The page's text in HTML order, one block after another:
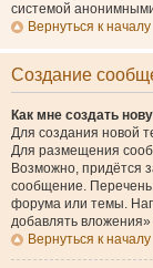
системой
Вернуться к началу
Создание
Как мне создать
Для создания новой
Для размещения
Возможно, придётся
сообщение. Перечень
форума или темы.
добавлять вложения»
Вернуться к началу